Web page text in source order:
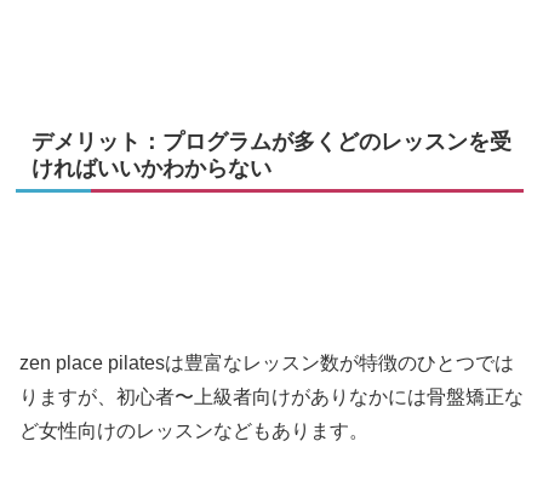
デメリット：プログラムが多くどのレッスンを受
ければいいかわからない
zen place pilatesは豊富なレッスン数が特徴のひとつでは
りますが、初心者〜上級者向けがありなかには骨盤矯正な
ど女性向けのレッスンなどもあります。